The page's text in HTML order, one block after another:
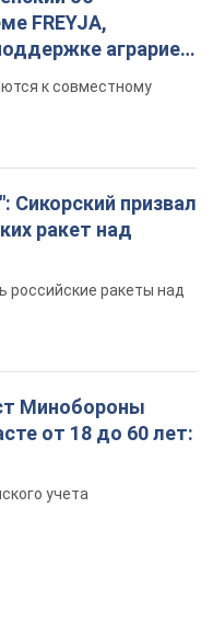
Минобороны
от 18 до 60 лет: